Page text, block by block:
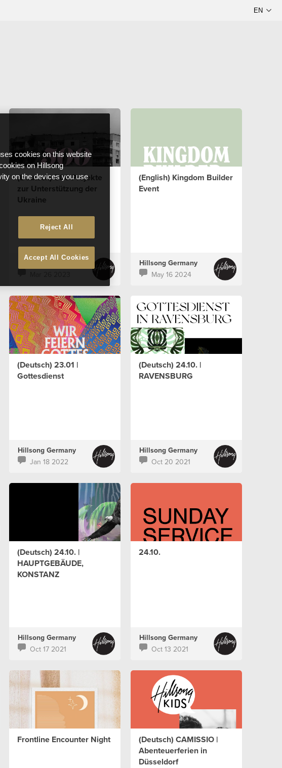
(Deutsch) 500 Projekte
zur Unterstützung der
Ukraine
Hillsong Germany
(English) Kingdom Builder
Event
Hillsong Germany
May 16 2024
(Deutsch) 23.01 |
Gottesdienst
Hillsong Germany
Jan 18 2022
(Deutsch) 24.10. |
RAVENSBURG
Hillsong Germany
Oct 20 2021
(Deutsch) 24.10. |
HAUPTGEBÄUDE,
KONSTANZ
Hillsong Germany
Oct 17 2021
24.10.
Hillsong Germany
Oct 13 2021
Frontline Encounter Night
(Deutsch) CAMISSIO |
Abenteuerferien in
Düsseldorf
cookies on this website
on Hillsong
on the devices you use
Reject All
Accept All Cookies